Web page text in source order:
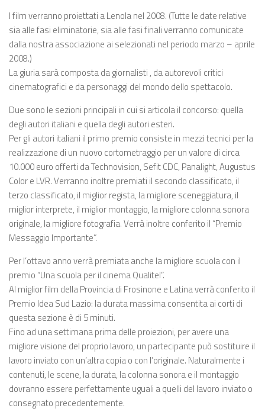
I film verranno proiettati a Lenola nel 2008. (Tutte le date relative
sia alle fasi eliminatorie, sia alle fasi finali verranno comunicate
dalla nostra associazione ai selezionati nel periodo marzo – aprile
2008.)
La giuria sarà composta da giornalisti , da autorevoli critici
cinematografici e da personaggi del mondo dello spettacolo.
Due sono le sezioni principali in cui si articola il concorso: quella
degli autori italiani e quella degli autori esteri.
Per gli autori italiani il primo premio consiste in mezzi tecnici per la
realizzazione di un nuovo cortometraggio per un valore di circa
10.000 euro offerti da Technovision, Sefit CDC, Panalight, Augustus
Color e LVR. Verranno inoltre premiati il secondo classificato, il
terzo classificato, il miglior regista, la migliore sceneggiatura, il
miglior interprete, il miglior montaggio, la migliore colonna sonora
originale, la migliore fotografia. Verrà inoltre conferito il “Premio
Messaggio Importante”.
Per l’ottavo anno verrà premiata anche la migliore scuola con il
premio “Una scuola per il cinema Qualitel”.
Al miglior film della Provincia di Frosinone e Latina verrà conferito il
Premio Idea Sud Lazio: la durata massima consentita ai corti di
questa sezione è di 5 minuti.
Fino ad una settimana prima delle proiezioni, per avere una
migliore visione del proprio lavoro, un partecipante può sostituire il
lavoro inviato con un’altra copia o con l’originale. Naturalmente i
contenuti, le scene, la durata, la colonna sonora e il montaggio
dovranno essere perfettamente uguali a quelli del lavoro inviato o
consegnato precedentemente.